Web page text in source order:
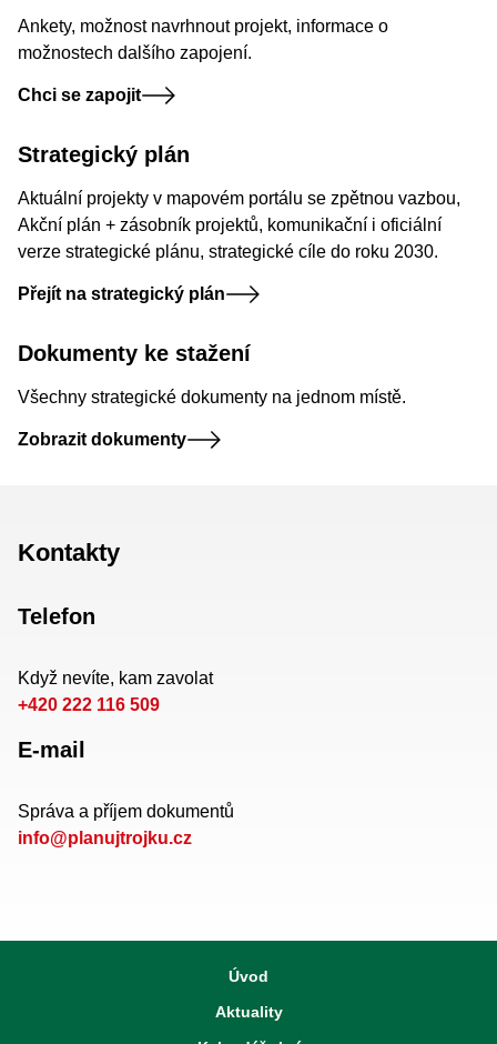
Ankety, možnost navrhnout projekt, informace o
možnostech dalšího zapojení.
Chci se zapojit
Strategický plán
Aktuální projekty v mapovém portálu se zpětnou vazbou,
Akční plán + zásobník projektů, komunikační i oficiální
verze strategické plánu, strategické cíle do roku 2030.
Přejít na strategický plán
Dokumenty ke stažení
Všechny strategické dokumenty na jednom místě.
Zobrazit dokumenty
Kontakty
Telefon
Když nevíte, kam zavolat
+420 222 116 509
E-mail
Správa a příjem dokumentů
info@planujtrojku.cz
Úvod
Aktuality